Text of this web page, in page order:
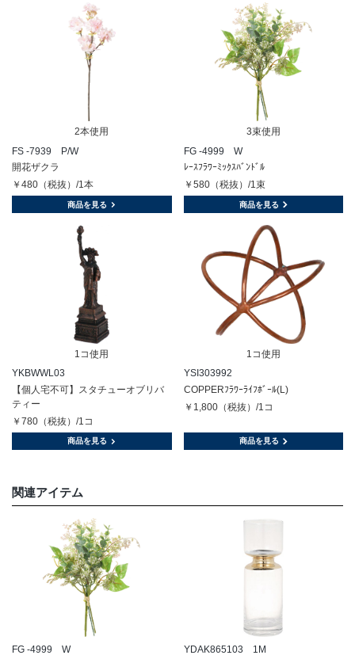
2本使用
FS -7939 P/W
開花ザクラ
￥480（税抜）/1本
商品を見る
3束使用
FG -4999 W
ﾚｰｽﾌﾗﾜｰﾐｯｸｽﾊﾞﾝﾄﾞﾙ
￥580（税抜）/1束
商品を見る
1コ使用
YKBWWL03
【個人宅不可】スタチューオブリバ
ティー
￥780（税抜）/1コ
商品を見る
1コ使用
YSI303992
COPPERﾌﾗﾜｰﾗｲﾌﾎﾞｰﾙ(L)
￥1,800（税抜）/1コ
商品を見る
関連アイテム
FG -4999 W
YDAK865103 1M